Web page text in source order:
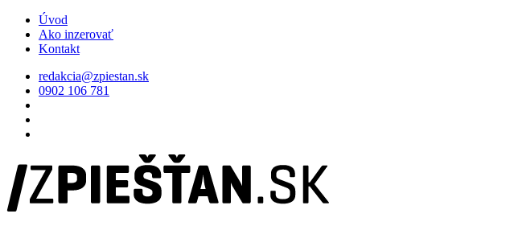
Úvod
Ako inzerovať
Kontakt
redakcia@zpiestan.sk
0902 106 781